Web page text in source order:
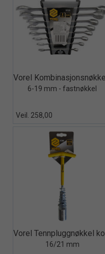
Quick View+
6-19 mm - fastnøkkel
Veil. 258,00
Quick View+
16/21 mm